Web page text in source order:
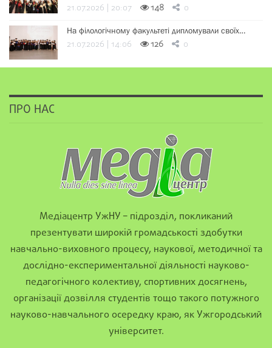
21.07.2026 | 20:07 148 0
На філологічному факультеті дипломували своїх…
21.07.2026 | 14:06 126 0
ПРО НАС
Медіацентр УжНУ – підрозділ, покликаний
презентувати широкій громадськості здобутки
навчально-виховного процесу, наукової, методичної та
дослідно-експериментальної діяльності науково-
педагогічного колективу, спортивних досягнень,
організації дозвілля студентів тощо такого потужного
науково-навчального осередку краю, як Ужгородський
університет.